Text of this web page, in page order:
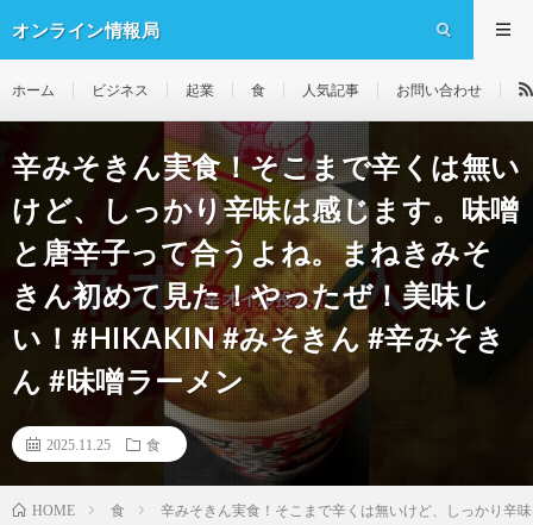
オンライン情報局
ホーム ビジネス 起業 食 人気記事 お問い合わせ
辛みそきん実食！そこまで辛くは無い
けど、しっかり辛味は感じます。味噌
と唐辛子って合うよね。まねきみそ
きん初めて見た！やったぜ！美味し
い！#HIKAKIN #みそきん #辛みそき
ん #味噌ラーメン
2025.11.25 食
HOME 食 辛みそきん実食！そこまで辛くは無いけど、しっかり辛